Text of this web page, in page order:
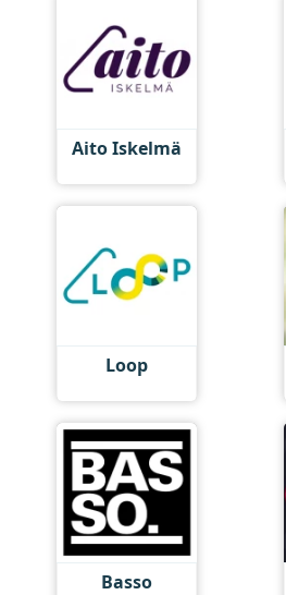
Aito Iskelmä
Loop
Basso